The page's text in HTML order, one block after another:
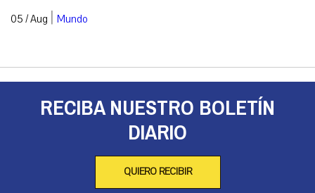
05 / Aug | Mundo
RECIBA NUESTRO BOLETÍN
DIARIO
QUIERO RECIBIR